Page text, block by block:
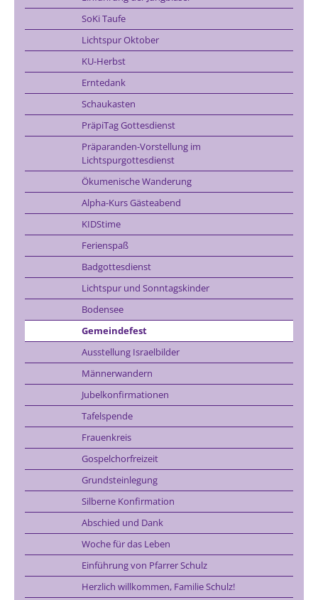
SoKi Taufe
Lichtspur Oktober
KU-Herbst
Erntedank
Schaukasten
PräpiTag Gottesdienst
Präparanden-Vorstellung im
Lichtspurgottesdienst
Ökumenische Wanderung
Alpha-Kurs Gästeabend
KIDStime
Ferienspaß
Badgottesdienst
Lichtspur und Sonntagskinder
Bodensee
Gemeindefest
Ausstellung Israelbilder
Männerwandern
Jubelkonfirmationen
Tafelspende
Frauenkreis
Gospelchorfreizeit
Grundsteinlegung
Silberne Konfirmation
Abschied und Dank
Woche für das Leben
Einführung von Pfarrer Schulz
Herzlich willkommen, Familie Schulz!